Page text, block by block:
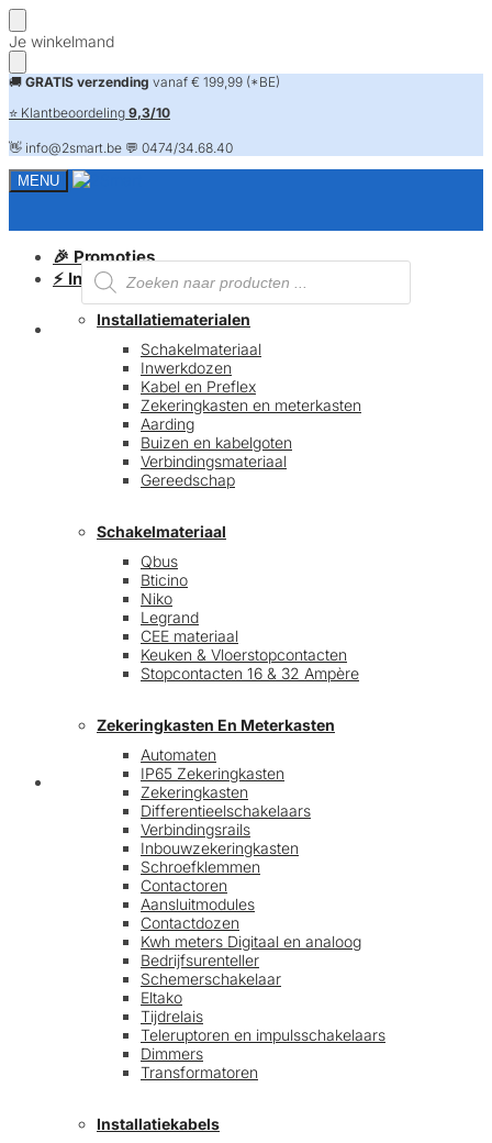
Skip
to
navigation
Skip
to
content
Je winkelmand
🚚 GRATIS verzending vanaf € 199,99 (*BE)
⭐ Klantbeoordeling 9,3/10
👋 info@2smart.be 💬 0474/34.68.40
MENU
Producten
zoeken
FAQ
🎉 Promoties
⚡ Installatiematerialen
Installatiematerialen
Schakelmateriaal
Inwerkdozen
Kabel en Preflex
Zekeringkasten en meterkasten
Aarding
Buizen en kabelgoten
Verbindingsmateriaal
Gereedschap
Schakelmateriaal
Qbus
Bticino
Niko
Legrand
CEE materiaal
Keuken & Vloerstopcontacten
Stopcontacten 16 & 32 Ampère
Zekeringkasten En Meterkasten
Automaten
IP65 Zekeringkasten
Zekeringkasten
Differentieelschakelaars
Verbindingsrails
Inbouwzekeringkasten
Schroefklemmen
Contactoren
Aansluitmodules
Contactdozen
Kwh meters Digitaal en analoog
Bedrijfsurenteller
Schemerschakelaar
Eltako
Tijdrelais
Teleruptoren en impulsschakelaars
Dimmers
Transformatoren
Installatiekabels